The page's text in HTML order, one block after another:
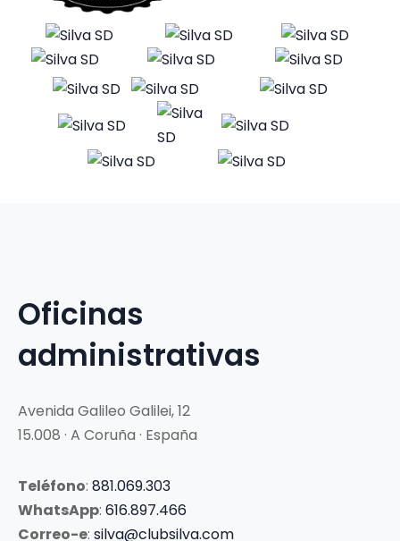
Oficinas
administrativas
Avenida Galileo Galilei, 12
15.008 · A Coruña · España
Teléfono: 881.069.303
WhatsApp: 616.897.466
Correo-e: silva@clubsilva.com